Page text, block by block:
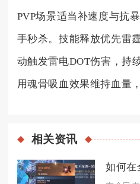
PVP场景适当补速度与抗
手秒杀。技能释放优先雷
动触发雷电DOT伤害，持
用魂骨吸血效果维持血量
相关资讯